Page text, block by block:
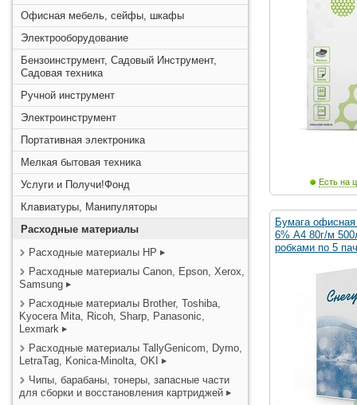
Офисная мебель, сейфы, шкафы
Электрооборудование
Бензоинструмент, Садовый Инструмент,
Садовая техника
Ручной инструмент
Электроинструмент
Портативная электроника
Мелкая бытовая техника
Услуги и Получи!Фонд
Клавиатуры, Манипуляторы
Расходные материалы
Расходные материалы HP
Расходные материалы Canon, Epson, Xerox,
Samsung
Расходные материалы Brother, Toshiba,
Kyocera Mita, Ricoh, Sharp, Panasonic,
Lexmark
Расходные материалы TallyGenicom, Dymo,
LetraTag, Konica-Minolta, OKI
Чипы, барабаны, тонеры, запасные части
для сборки и восстановления картриджей
Есть на
Бумага
6% А4 80г/м
робками по 5